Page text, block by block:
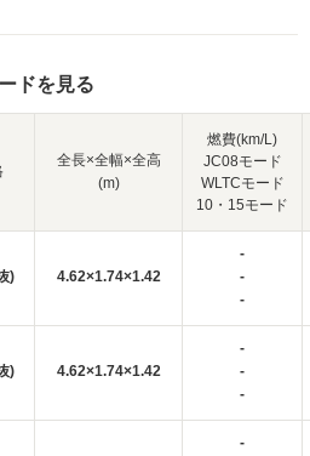
ドを見る
全長×全幅×全高
(m)
燃費(km/L)
JC08モード
WLTCモード
10・15モード
) 4.62×1.74×1.42
-
-
-
) 4.62×1.74×1.42
-
-
-
-